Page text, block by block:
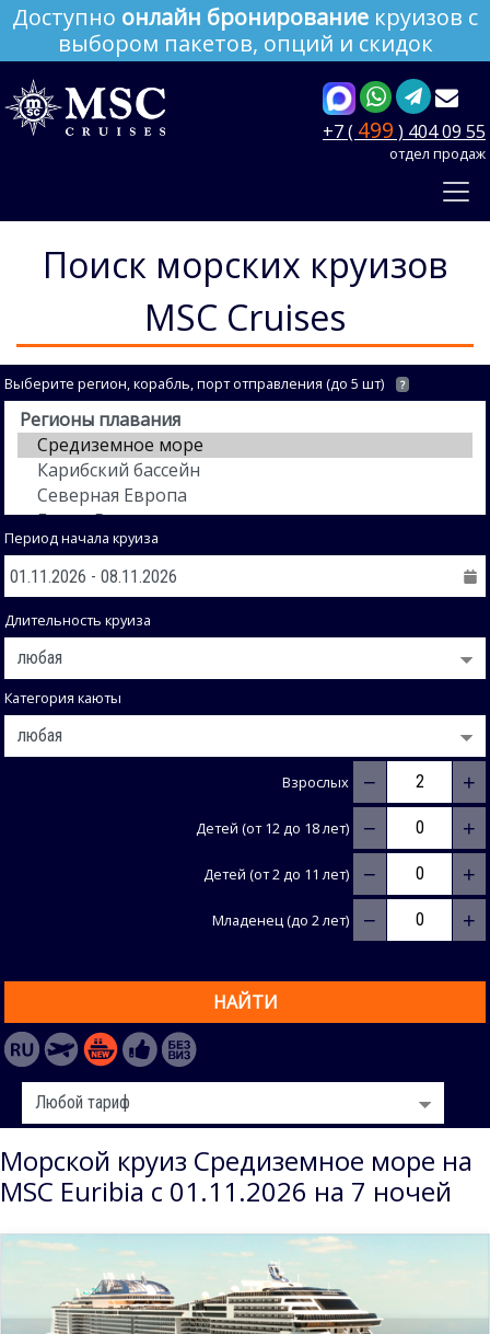
Доступно онлайн бронирование круизов с
выбором пакетов, опций и скидок
+7 ( 499 ) 404 09 55
отдел продаж
Поиск морских круизов
MSC Cruises
Выберите регион, корабль, порт отправления (до 5 шт) ?
Период начала круиза
Длительность круиза
Категория каюты
Взрослых − +
Детей (от 12 до 18 лет) − +
Детей (от 2 до 11 лет) − +
Младенец (до 2 лет) − +
НАЙТИ
Морской круиз Средиземное море на
MSC Euribia с 01.11.2026 на 7 ночей